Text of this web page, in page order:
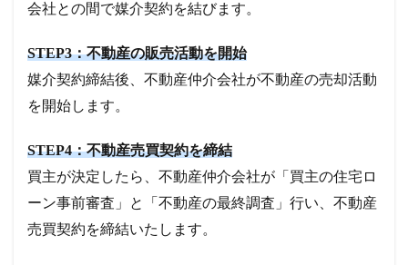
会社との間で媒介契約を結びます。
STEP3：不動産の販売活動を開始
媒介契約締結後、不動産仲介会社が不動産の売却活動
を開始します。
STEP4：不動産売買契約を締結
買主が決定したら、不動産仲介会社が「買主の住宅ロ
ーン事前審査」と「不動産の最終調査」行い、不動産
売買契約を締結いたします。